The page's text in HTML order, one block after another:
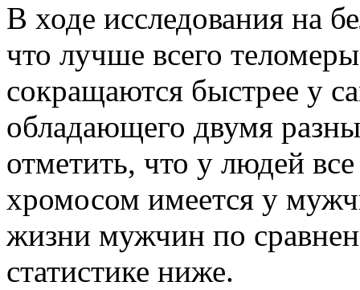
В ходе исследования на
что лучше всего
сокращаются быстрее у
обладающего двумя
отметить, что у людей
хромосом имеется у
жизни мужчин по
статистике ниже.